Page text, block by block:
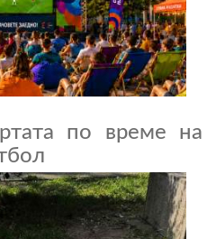
по време на